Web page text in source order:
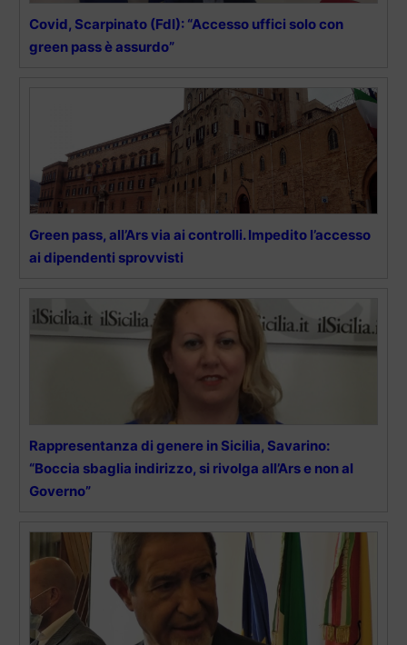
Covid, Scarpinato (FdI): “Accesso uffici solo con
green pass è assurdo”
Green pass, all’Ars via ai controlli. Impedito l’accesso
ai dipendenti sprovvisti
Rappresentanza di genere in Sicilia, Savarino:
“Boccia sbaglia indirizzo, si rivolga all’Ars e non al
Governo”